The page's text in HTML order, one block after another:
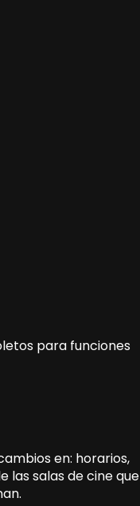
para funciones
en: horarios,
las salas de cine que